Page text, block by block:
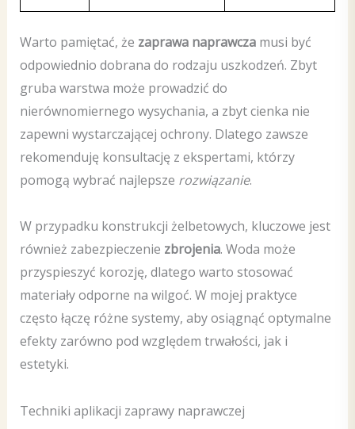
Warto pamiętać, że zaprawa naprawczamusi być
odpowiednio dobrana do rodzaju uszkodzeń. Zbyt
gruba warstwa może prowadzić do
nierównomiernego wysychania, a zbyt cienka nie
zapewni wystarczającej ochrony. Dlatego zawsze
rekomenduję konsultację z ekspertami, którzy
pomogą wybrać najlepsze rozwiązanie.
W przypadku konstrukcji żelbetowych, kluczowe jest
również zabezpieczenie zbrojenia. Woda może
przyspieszyć korozję, dlatego warto stosować
materiały odporne na wilgoć. W mojej praktyce
często łączę różne systemy, aby osiągnąć optymalne
efekty zarówno pod względem trwałości, jak i
estetyki.
Techniki aplikacji zaprawy naprawczej